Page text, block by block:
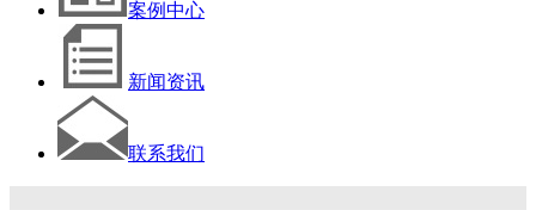
案例中心
新闻资讯
联系我们